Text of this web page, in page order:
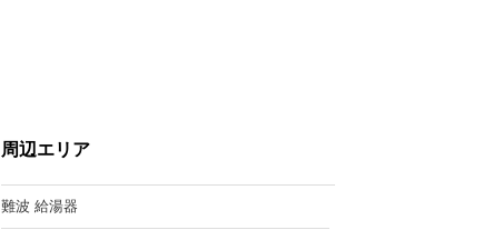
周辺エリア
難波 給湯器